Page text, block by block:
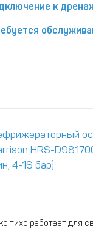
к
HRS-
4-16 бар)
тихо работает для